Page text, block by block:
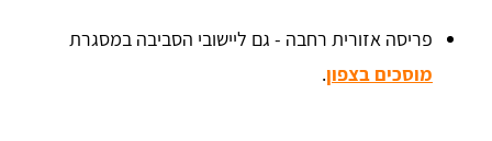
פריסה אזורית רחבה - גם ליישובי הסביבה במסגרת
מוסכים בצפון.